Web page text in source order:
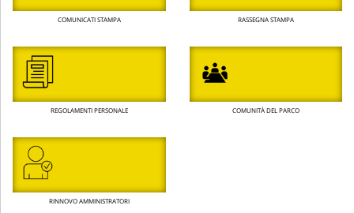
COMUNICATI STAMPA RASSEGNA STAMPA
REGOLAMENTI PERSONALE COMUNITÀ DEL PARCO
RINNOVO AMMINISTRATORI